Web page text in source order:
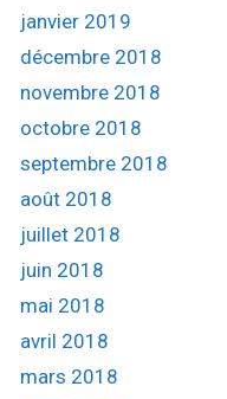
janvier 2019
décembre 2018
novembre 2018
octobre 2018
septembre 2018
août 2018
juillet 2018
juin 2018
mai 2018
avril 2018
mars 2018